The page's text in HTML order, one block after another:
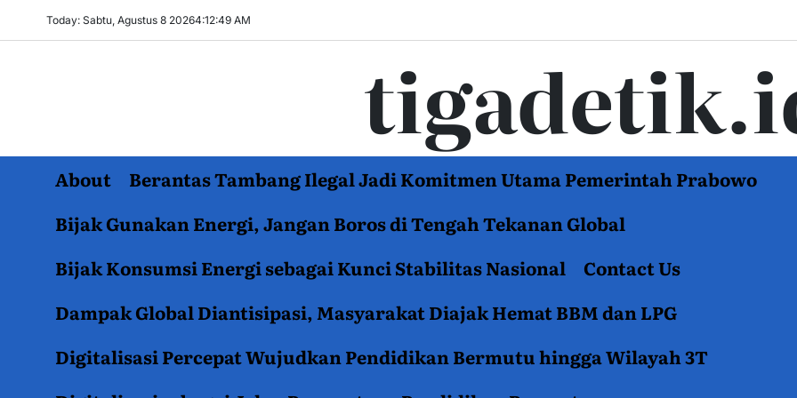
Today: Sabtu, Agustus 8 20264:12:50 AM
About
Berantas Tambang Ilegal Jadi Komitmen Utama Pemerintah Prabowo
Bijak Gunakan Energi, Jangan Boros di Tengah Tekanan Global
Bijak Konsumsi Energi sebagai Kunci Stabilitas Nasional
Contact Us
Dampak Global Diantisipasi, Masyarakat Diajak Hemat BBM dan LPG
Digitalisasi Percepat Wujudkan Pendidikan Bermutu hingga Wilayah 3T